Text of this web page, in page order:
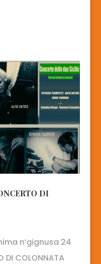
DI
n’gignusa 24
DI COLONNATA